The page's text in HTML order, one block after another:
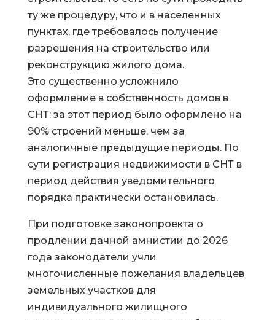
ту же процедуру, что и в населенных
пунктах, где требовалось получение
разрешения на строительство или
реконструкцию жилого дома.
Это существенно усложнило
оформление в собственность домов в
СНТ: за этот период было оформлено на
90% строений меньше, чем за
аналогичные предыдущие периоды. По
сути регистрация недвижимости в СНТ в
период действия уведомительного
порядка практически остановилась.
При подготовке законопроекта о
продлении дачной амнистии до 2026
года законодатели учли
многочисленные пожелания владельцев
земельных участков для
индивидуального жилищного